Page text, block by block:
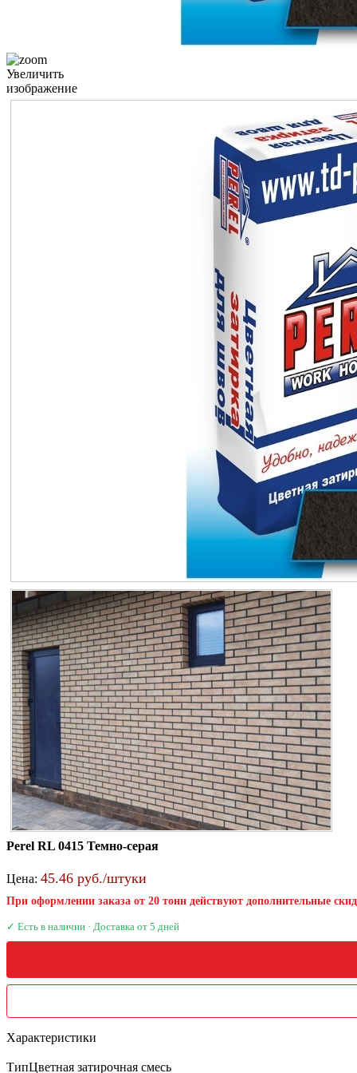
Увеличить
изображение
Perel RL 0415 Темно-серая
Цена: 45.46 руб./штуки
При оформлении заказа от 20 тонн действуют дополнительные
✓ Есть в наличии · Доставка от 5 дней
Характеристики
ТипЦветная затирочная смесь